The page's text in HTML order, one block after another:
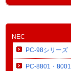
NEC
PC-98シリーズ
PC-8801・8001